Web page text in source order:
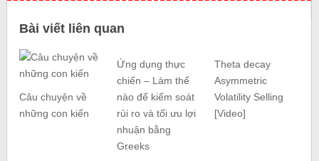
Bài viết liên quan
Câu chuyện về
những con kiến
Ứng dụng thực
chiến – Làm thế
nào để kiểm soát
rủi ro và tối ưu lợi
nhuận bằng
Greeks
Theta decay
Asymmetric
Volatility Selling
[Video]